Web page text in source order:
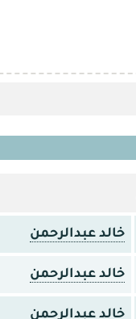
خالد عبدالرحمن
خالد عبدالرحمن
خالد عبدالرحمن